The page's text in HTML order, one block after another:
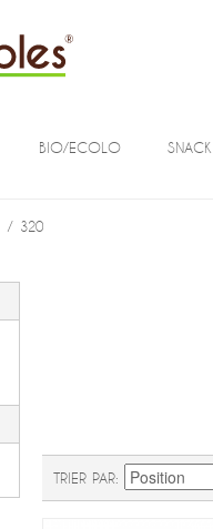
BIO/ECOLO SNACK
/ 320
TRIER PAR